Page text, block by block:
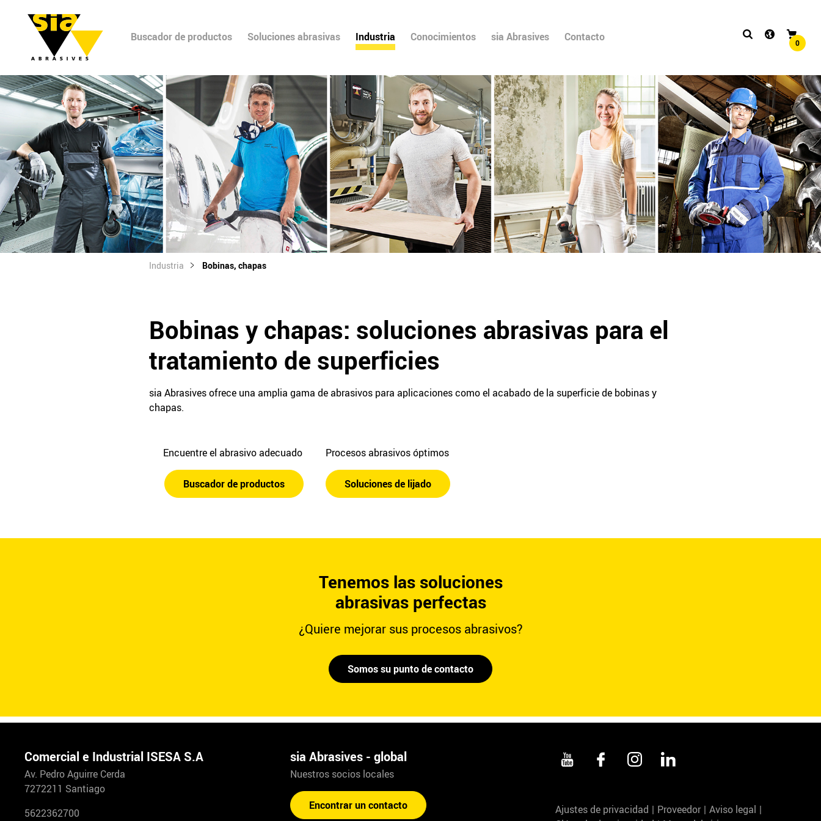
Buscador de productos Soluciones abrasivas Industria Conocimientos sia Abrasives Contacto 0
Industria Bobinas, chapas
Bobinas y chapas: soluciones abrasivas para el
tratamiento de superficies
sia Abrasives ofrece una amplia gama de abrasivos para aplicaciones como el acabado de la superficie de bobinas y
chapas.
Encuentre el abrasivo adecuado
Buscador de productos
Procesos abrasivos óptimos
Soluciones de lijado
Tenemos las soluciones
abrasivas perfectas
¿Quiere mejorar sus procesos abrasivos?
Somos su punto de contacto
Comercial e Industrial ISESA S.A
Av. Pedro Aguirre Cerda
7272211 Santiago
5622362700
sia Abrasives - global
Nuestros socios locales
Encontrar un contacto Ajustes de privacidad Proveedor
Aviso legal